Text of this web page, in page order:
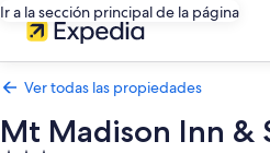
Ir a la sección principal de la página
Ver todas las propiedades
Mt Madison Inn &